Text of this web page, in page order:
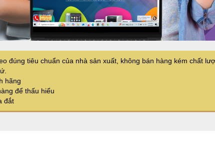
đúng tiêu chuẩn của nhà sản xuất, không bán hàng kém chất
hãng
để thấu hiểu
đắt